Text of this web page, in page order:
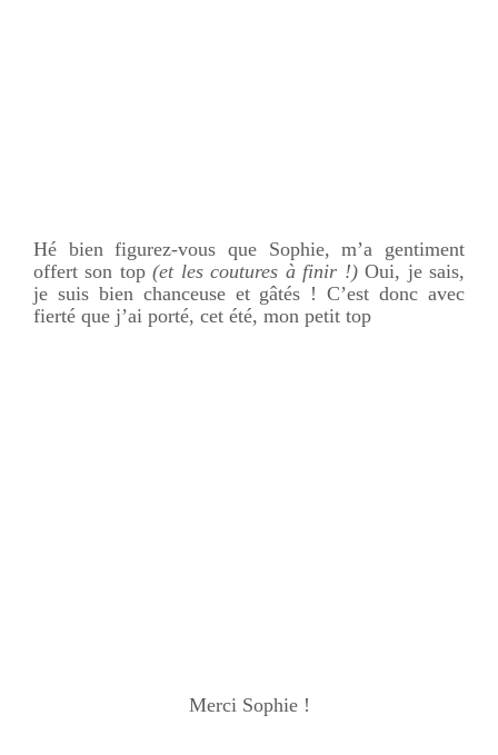
Hé bien figurez-vous que Sophie, m’a gentiment
offert son top(et les coutures à finir !)Oui, je sais,
je suis bien chanceuse et gâtés ! C’est donc avec
fierté que j’ai porté, cet été, mon petit top
Merci Sophie !